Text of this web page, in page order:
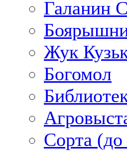
Галанин
Жук
Богомол
Сорта (до